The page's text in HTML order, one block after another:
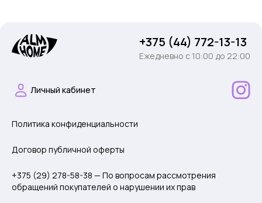
+375 (44) 772-13-13
Ежедневно c 10:00 до 22:00
Личный кабинет
Политика конфиденциальности
Договор публичной оферты
+375 (29) 278-58-38 — По вопросам рассмотрения
обращений покупателей о нарушении их прав